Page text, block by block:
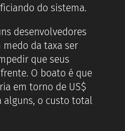
do sistema.
desenvolvedores
da taxa ser
que seus
O boato é que
em torno de US$
alguns, o custo total